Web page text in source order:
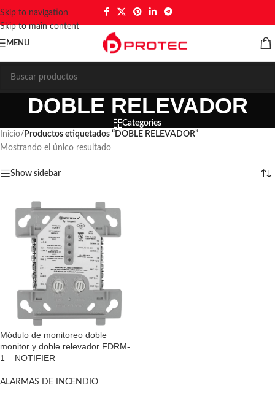
Skip to navigation
Skip to main content
MENU
DOBLE RELEVADOR
Categories
Inicio/ Productos etiquetados “DOBLE RELEVADOR”
Mostrando el único resultado
Show sidebar
Módulo de monitoreo doble
monitor y doble relevador FDRM-
1 – NOTIFIER
ALARMAS DE INCENDIO